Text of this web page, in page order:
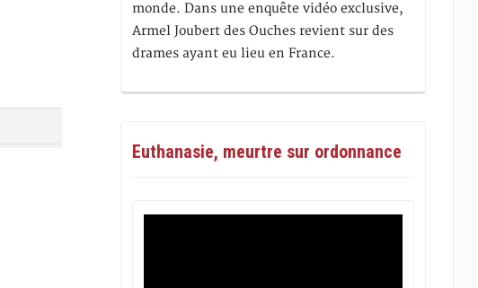
monde. Dans une enquête vidéo exclusive,
Armel Joubert des Ouches revient sur des
drames ayant eu lieu en France.
Euthanasie, meurtre sur ordonnance